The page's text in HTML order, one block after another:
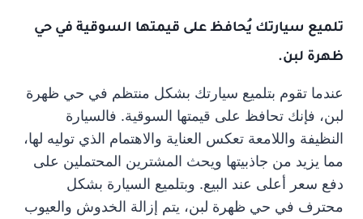
تلميع سيارتك يُحافظ على قيمتها السوقية في حي
ظهرة لبن.
عندما تقوم بتلميع سيارتك بشكل منتظم في حي ظهرة
لبن، فإنك تحافظ على قيمتها السوقية. فالسيارة
النظيفة واللامعة تعكس العناية والاهتمام الذي توليه لها،
مما يزيد من جاذبيتها ويحث المشترين المحتملين على
دفع سعر أعلى عند البيع. وبتلميع السيارة بشكل
محترف في حي ظهرة لبن، يتم إزالة الخدوش والعيوب